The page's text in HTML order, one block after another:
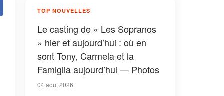
TOP NOUVELLES
Le casting de « Les Sopranos
» hier et aujourd’hui : où en
sont Tony, Carmela et la
Famiglia aujourd’hui — Photos
04 août 2026